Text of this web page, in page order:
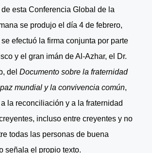
esta Conferencia Global de la
se produjo el día 4 de febrero,
efectuó la firma conjunta por parte
y el gran imán de Al-Azhar, el Dr.
del Documento sobre la fraternidad
mundial y la convivencia común,
la reconciliación y a la fraternidad
incluso entre creyentes y no
todas las personas de buena
señala el propio texto.